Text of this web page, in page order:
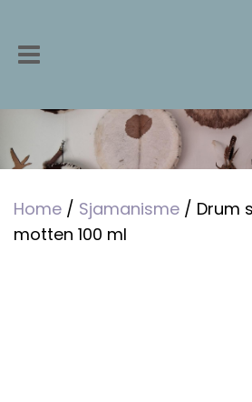
Home / Sjamanisme / Drum
motten 100 ml